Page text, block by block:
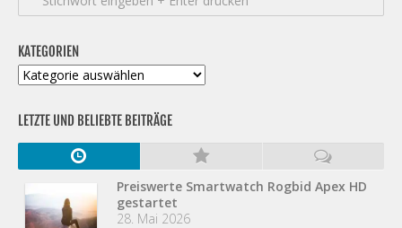
KATEGORIEN
Kategorien
LETZTE UND BELIEBTE BEITRÄGE
Preiswerte Smartwatch Rogbid Apex HD
gestartet
28. Mai 2026